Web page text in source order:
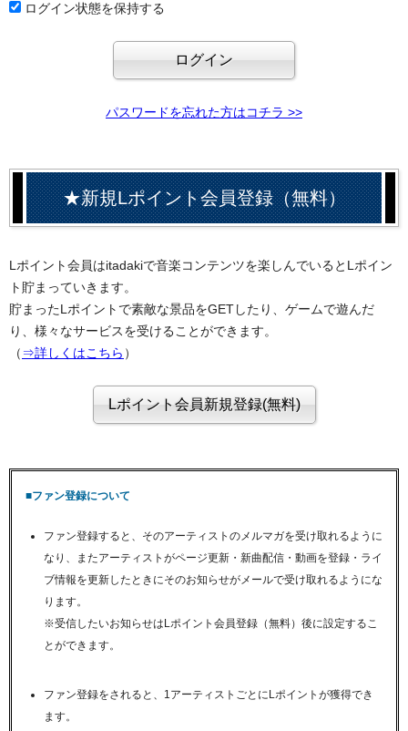
ログイン状態を保持する
パスワードを忘れた方はコチラ >>
★新規Lポイント会員登録（無料）
Lポイント会員はitadakiで音楽コンテンツを楽しんでいるとLポイン
ト貯まっていきます。
貯まったLポイントで素敵な景品をGETしたり、ゲームで遊んだ
り、様々なサービスを受けることができます。
（ ⇒詳しくはこちら ）
■ファン登録について
ファン登録すると、そのアーティストのメルマガを受け取れるように
なり、またアーティストがページ更新・新曲配信・動画を登録・ライ
ブ情報を更新したときにそのお知らせがメールで受け取れるようにな
ります。
※受信したいお知らせはLポイント会員登録（無料）後に設定するこ
とができます。
ファン登録をされると、1アーティストごとにLポイントが獲得でき
ます。